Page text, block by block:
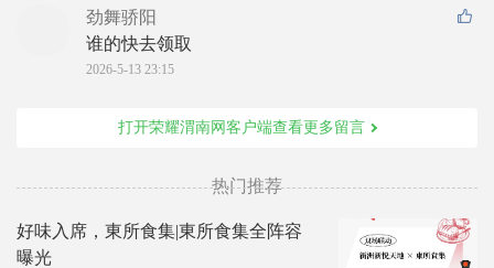
劲舞骄阳
谁的快去领取
2026-5-13 23:15
打开荣耀渭南网客户端查看更多留言
热门推荐
好味入席，東所食集|東所食集全阵容
曝光